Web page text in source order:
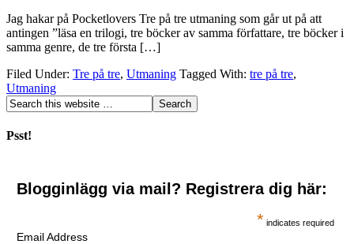
Jag hakar på Pocketlovers Tre på tre utmaning som går ut på att
antingen ”läsa en trilogi, tre böcker av samma författare, tre böcker i
samma genre, de tre första […]
Filed Under: Tre på tre, Utmaning Tagged With: tre på tre,
Utmaning
Psst!
Blogginlägg via mail? Registrera dig här:
* indicates required
Email Address